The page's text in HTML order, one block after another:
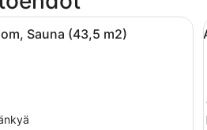
Suuri, yhden kerroksen
Sauna (43,5 m2)